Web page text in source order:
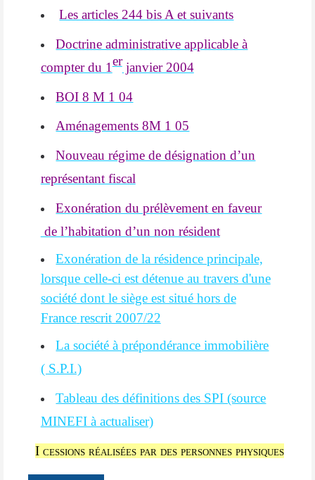
Les articles 244 bis A et suivants
Doctrine administrative applicable à
compter du 1erjanvier 2004
BOI 8 M 1 04
Aménagements 8M 1 05
Nouveau régime de désignation d’un
représentant fiscal
Exonération du prélèvement en faveur
de l’habitation d’un non résident
Exonération de la résidence principale,
lorsque celle-ci est détenue au travers d'une
société dont le siège est situé hors de
France rescrit 2007/22
La société à prépondérance immobilière
( S.P.I.)
Tableau des définitions des SPI (source
MINEFI à actualiser)
I cessions réalisées par des personnes physiques